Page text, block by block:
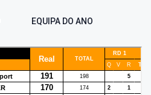
EQUIPA DO ANO